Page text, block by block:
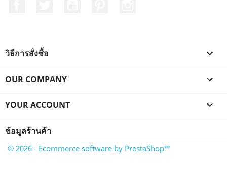
วิธีการสั่งซื้อ 
OUR COMPANY 
YOUR ACCOUNT 
ข้อมูลร้านค้า
© 2026 - Ecommerce software by PrestaShop™